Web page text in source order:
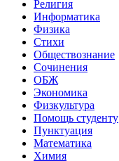
Религия
Информатика
Физика
Стихи
Обществознание
Сочинения
ОБЖ
Экономика
Физкультура
Помощь студенту
Пунктуация
Математика
Химия